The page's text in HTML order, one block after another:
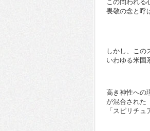
この問われる
畏敬の念と呼
しかし、この
いわゆる米国
高き神性への
が混合された
「スピリチュ